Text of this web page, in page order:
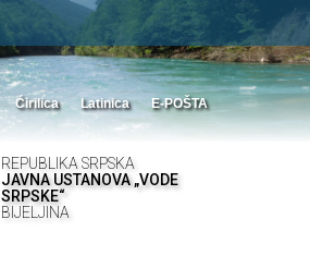
Ćirilica Latinica E-POŠTA
REPUBLIKA SRPSKA
JAVNA USTANOVA „VODE
SRPSKE“
BIJELJINA